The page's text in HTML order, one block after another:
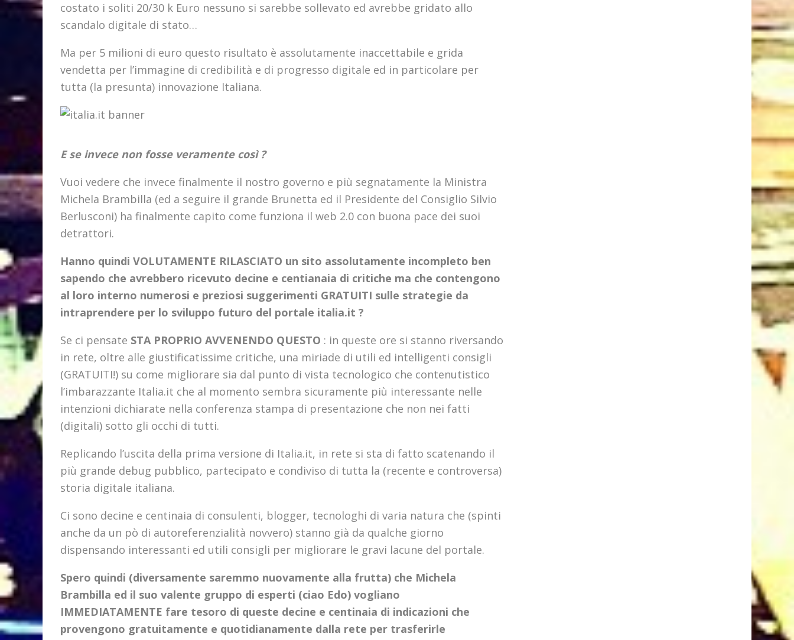
costato i soliti 20/30 k Euro nessuno si sarebbe sollevato ed avrebbe gridato allo
scandalo digitale di stato…
Ma per 5 milioni di euro questo risultato è assolutamente inaccettabile e grida
vendetta per l’immagine di credibilità e di progresso digitale ed in particolare per
tutta (la presunta) innovazione Italiana.
E se invece non fosse veramente così ?
Vuoi vedere che invece finalmente il nostro governo e più segnatamente la Ministra
Michela Brambilla (ed a seguire il grande Brunetta ed il Presidente del Consiglio Silvio
Berlusconi) ha finalmente capito come funziona il web 2.0 con buona pace dei suoi
detrattori.
Hanno quindi VOLUTAMENTE RILASCIATO un sito assolutamente incompleto ben
sapendo che avrebbero ricevuto decine e centianaia di critiche ma che contengono
al loro interno numerosi e preziosi suggerimenti GRATUITI sulle strategie da
intraprendere per lo sviluppo futuro del portale italia.it ?
Se ci pensate STA PROPRIO AVVENENDO QUESTO : in queste ore si stanno riversando
in rete, oltre alle giustificatissime critiche, una miriade di utili ed intelligenti consigli
(GRATUITI!) su come migliorare sia dal punto di vista tecnologico che contenutistico
l’imbarazzante Italia.it che al momento sembra sicuramente più interessante nelle
intenzioni dichiarate nella conferenza stampa di presentazione che non nei fatti
(digitali) sotto gli occhi di tutti.
Replicando l’uscita della prima versione di Italia.it, in rete si sta di fatto scatenando il
più grande debug pubblico, partecipato e condiviso di tutta la (recente e controversa)
storia digitale italiana.
Ci sono decine e centinaia di consulenti, blogger, tecnologhi di varia natura che (spinti
anche da un pò di autoreferenzialità novvero) stanno già da qualche giorno
dispensando interessanti ed utili consigli per migliorare le gravi lacune del portale.
Spero quindi (diversamente saremmo nuovamente alla frutta) che Michela
Brambilla ed il suo valente gruppo di esperti (ciao Edo) vogliano
IMMEDIATAMENTE fare tesoro di queste decine e centinaia di indicazioni che
provengono gratuitamente e quotidianamente dalla rete per trasferirle